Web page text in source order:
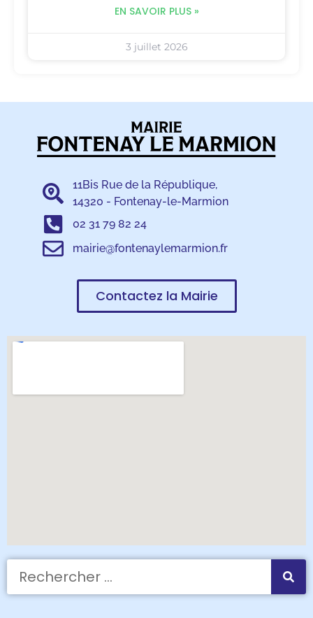
EN SAVOIR PLUS »
3 juillet 2026
11Bis Rue de la République,
14320 - Fontenay-le-Marmion
02 31 79 82 24
mairie@fontenaylemarmion.fr
Contactez la Mairie